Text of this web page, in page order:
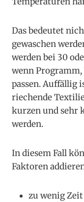
Das bedeutet
gewaschen
werden bei 30
wenn
passen. Auffällig
riechende
kurzen und sehr
werden.
In diesem Fall
Faktoren
zu wenig